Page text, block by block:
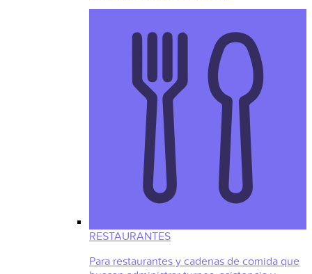
RESTAURANTES
Para restaurantes y cadenas de comida que